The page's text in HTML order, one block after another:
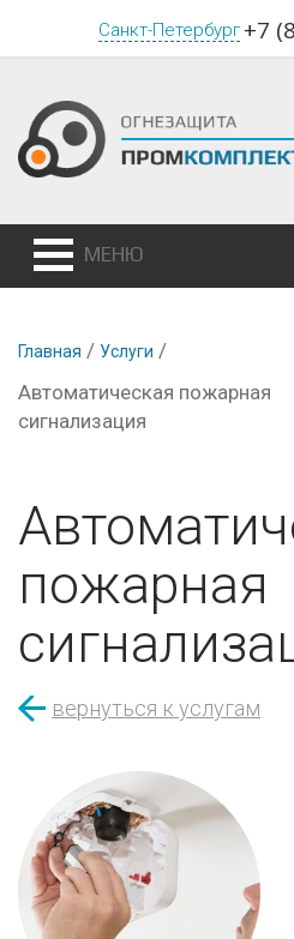
Санкт-Петербург +7
МЕНЮ
Главная / Услуги /
Автоматическая пожарная
сигнализация
пожарная
вернуться к услугам